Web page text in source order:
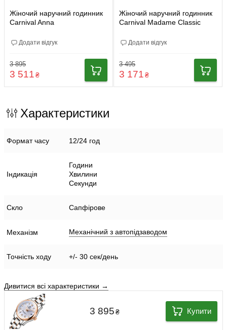
Жіночий наручний годинник
Carnival Anna
Додати відгук
3 895
3 511₴
Жіночий наручний годинник
Carnival Madame Classic
Додати відгук
3 495
3 171₴
Характеристики
Формат часу 12/24 год
Індикація
Години
Хвилини
Секунди
Скло Сапфірове
Механізм Механічний з автопідзаводом
Точність ходу +/- 30 сек/день
Дивитися всі характеристики →
3 895₴ Купити